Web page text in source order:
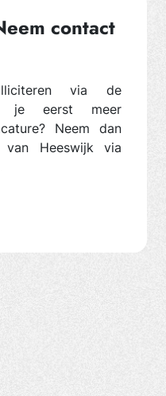
contact
via de
je eerst meer
Neem dan
Heeswijk via